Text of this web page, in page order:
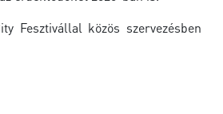
Fesztivállal közös szervezésben